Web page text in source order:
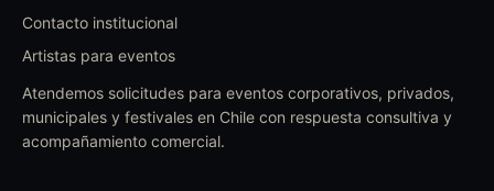
Contacto institucional
Artistas para eventos
Atendemos solicitudes para eventos corporativos, privados,
municipales y festivales en Chile con respuesta consultiva y
acompañamiento comercial.